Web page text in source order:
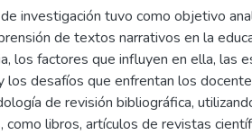
investigación tuvo como objetivo
de textos narrativos en la
los factores que influyen en ella, las
los desafíos que enfrentan los
de revisión bibliográfica,
como libros, artículos de revistas